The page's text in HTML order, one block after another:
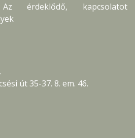
érdeklődő, kapcsolatot
út 35-37. 8. em. 46.